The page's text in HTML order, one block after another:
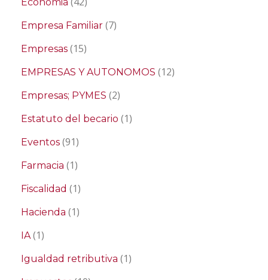
Empresa Familiar (7)
Empresas (15)
EMPRESAS Y AUTONOMOS (12)
Empresas; PYMES (2)
Estatuto del becario (1)
Eventos (91)
Farmacia (1)
Fiscalidad (1)
Hacienda (1)
IA(1)
Igualdad retributiva (1)